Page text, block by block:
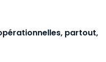
partout,